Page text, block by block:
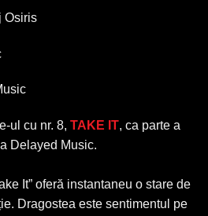
Osiris
ul cu nr. 8, TAKE IT, ca parte a
Delayed Music.
It” oferă instantaneu o stare de
Dragostea este sentimentul pe